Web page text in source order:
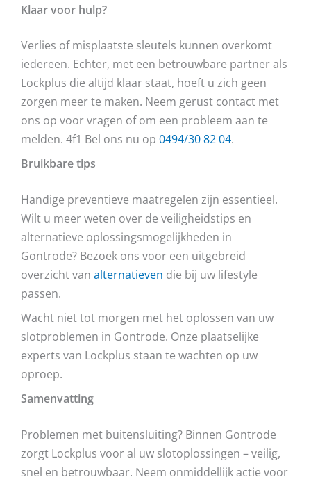
Klaar voor hulp?
Verlies of misplaatste sleutels kunnen overkomt
iedereen. Echter, met een betrouwbare partner als
Lockplus die altijd klaar staat, hoeft u zich geen
zorgen meer te maken. Neem gerust contact met
ons op voor vragen of om een probleem aan te
melden. 4f1 Bel ons nu op 0494/30 82 04.
Bruikbare tips
Handige preventieve maatregelen zijn essentieel.
Wilt u meer weten over de veiligheidstips en
alternatieve oplossingsmogelijkheden in
Gontrode? Bezoek ons voor een uitgebreid
overzicht van alternatieven die bij uw lifestyle
passen.
Wacht niet tot morgen met het oplossen van uw
slotproblemen in Gontrode. Onze plaatselijke
experts van Lockplus staan te wachten op uw
oproep.
Samenvatting
Problemen met buitensluiting? Binnen Gontrode
zorgt Lockplus voor al uw slotoplossingen – veilig,
snel en betrouwbaar. Neem onmiddellijk actie voor